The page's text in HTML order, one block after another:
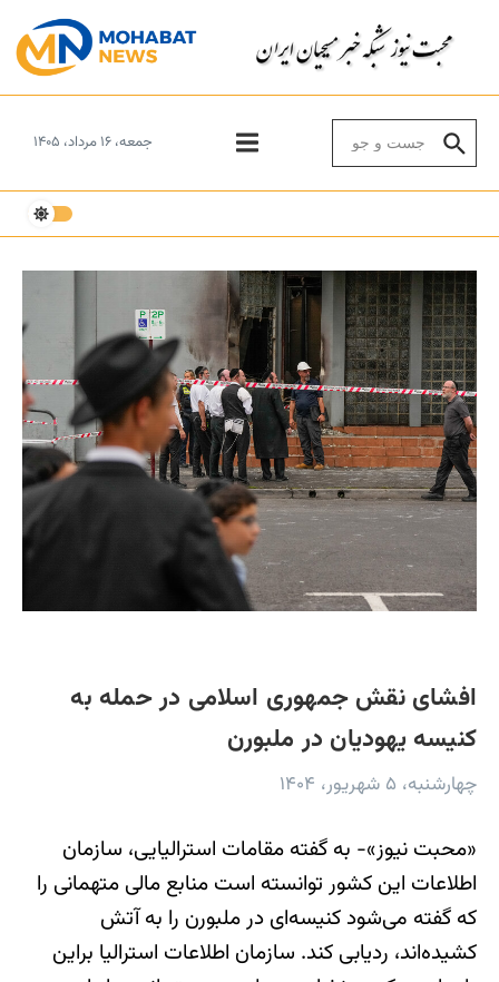
جمعه، ۱۶ مرداد، ۱۴۰۵
افشای نقش جمهوری اسلامی در حمله به
کنیسه یهودیان در ملبورن
چهارشنبه، ۵ شهریور، ۱۴۰۴
«محبت نیوز»- به گفته مقامات استرالیایی، سازمان
اطلاعات این کشور توانسته است منابع مالی متهمانی را
که گفته می‌شود کنیسه‌ای در ملبورن را به آتش
کشیده‌اند، ردیابی کند. سازمان اطلاعات استرالیا براین